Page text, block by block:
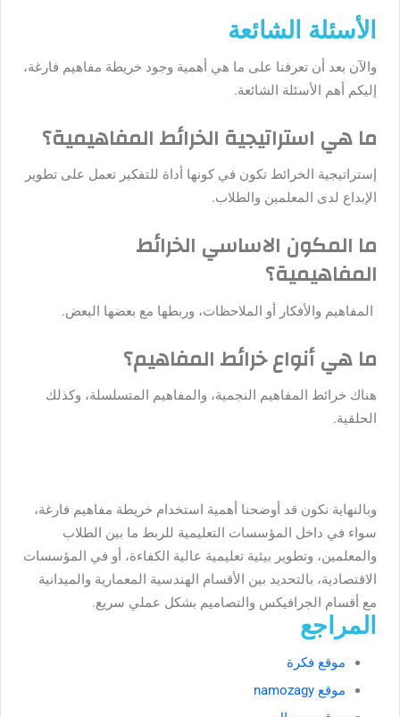
الأسئلة الشائعة
والآن بعد أن تعرفنا على ما هي أهمية وجود خريطة مفاهيم فارغة،
إليكم أهم الأسئلة الشائعة.
ما هي استراتيجية الخرائط المفاهيمية؟
إستراتيجية الخرائط تكون في كونها أداة للتفكير تعمل على تطوير
الإبداع لدى المعلمين والطلاب.
ما المكون الاساسي الخرائط
المفاهيمية؟
المفاهيم والأفكار أو الملاحظات، وربطها مع بعضها البعض.
ما هي أنواع خرائط المفاهيم؟
هناك خرائط المفاهيم النجمية، والمفاهيم المتسلسلة، وكذلك
الحلقية.
وبالنهاية نكون قد أوضحنا أهمية استخدام خريطة مفاهيم فارغة،
سواء في داخل المؤسسات التعليمية للربط ما بين الطلاب
والمعلمين، وتطوير بيئية تعليمية عالية الكفاءة، أو في المؤسسات
الاقتصادية، بالتحديد بين الأقسام الهندسية المعمارية والميدانية
مع أقسام الجرافيكس والتصاميم بشكل عملي سريع.
المراجع
موقع فكرة
موقع namozagy